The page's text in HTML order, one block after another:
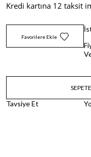
Kredi kartına 12 taksit
Favorilere Ekle
Tavsiye Et